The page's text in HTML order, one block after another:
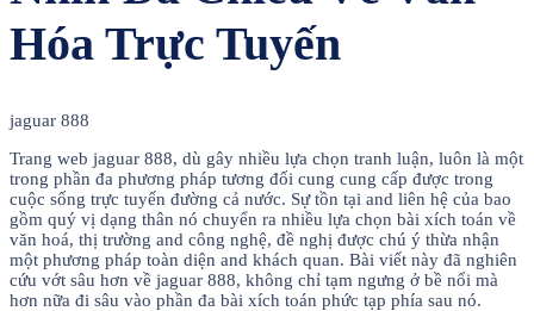
Hóa Trực Tuyến
jaguar 888
Trang web jaguar 888, dù gây nhiều lựa chọn tranh luận, luôn là một
trong phần đa phương pháp tương đối cung cung cấp được trong
cuộc sống trực tuyến đường cả nước. Sự tồn tại and liên hệ của bao
gồm quý vị dạng thân nó chuyển ra nhiều lựa chọn bài xích toán về
văn hoá, thị trường and công nghệ, đề nghị được chú ý thừa nhận
một phương pháp toàn diện and khách quan. Bài viết này đã nghiên
cứu vớt sâu hơn về jaguar 888, không chỉ tạm ngưng ở bề nổi mà
hơn nữa đi sâu vào phần đa bài xích toán phức tạp phía sau nó.